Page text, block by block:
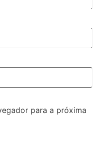
para a próxima